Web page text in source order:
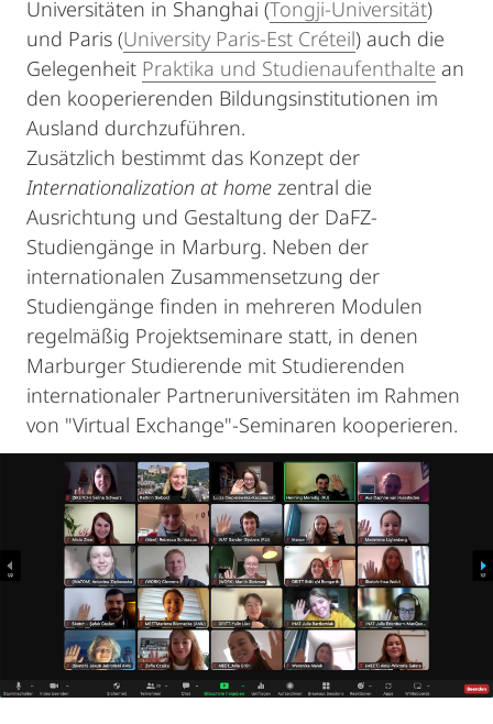
Universitäten in Shanghai (Tongji-Universität)
und Paris (University Paris-Est Créteil) auch die
Gelegenheit Praktika und Studienaufenthalte an
den kooperierenden Bildungsinstitutionen im
Ausland durchzuführen.
Zusätzlich bestimmt das Konzept der
Internationalization at home zentral die
Ausrichtung und Gestaltung der DaFZ-
Studiengänge in Marburg. Neben der
internationalen Zusammensetzung der
Studiengänge finden in mehreren Modulen
regelmäßig Projektseminare statt, in denen
Marburger Studierende mit Studierenden
internationaler Partneruniversitäten im Rahmen
von "Virtual Exchange"-Seminaren kooperieren.